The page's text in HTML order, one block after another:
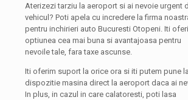
Aterizezi tarziu la aeroport si ai nevoie urgent
vehicul? Poti apela cu incredere la firma
pentru inchirieri auto Bucuresti Otopeni. Iti
optiunea cea mai buna si avantajoasa pentru
nevoile tale, fara taxe ascunse.
Iti oferim suport la orice ora si iti putem pune la
dispozitie masina direct la aeroport daca ai
In plus, in cazul in care calatoresti, poti lasa